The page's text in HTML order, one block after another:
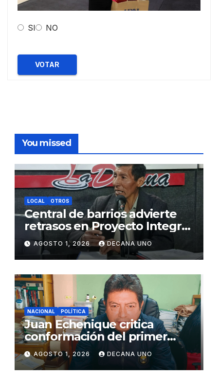
SI NO
VOTAR
You missed
LOCAL OTROS
Central de barrios advierte
retrasos en Proyecto Integral
de Agua y Alcantarillado para
Juliaca
AGOSTO 1, 2026 DECANA UNO
NACIONAL POLÍTICA
Juan Echenique critica
conformación del primer
gabinete ministerial de Keiko
Fujimori
AGOSTO 1, 2026 DECANA UNO